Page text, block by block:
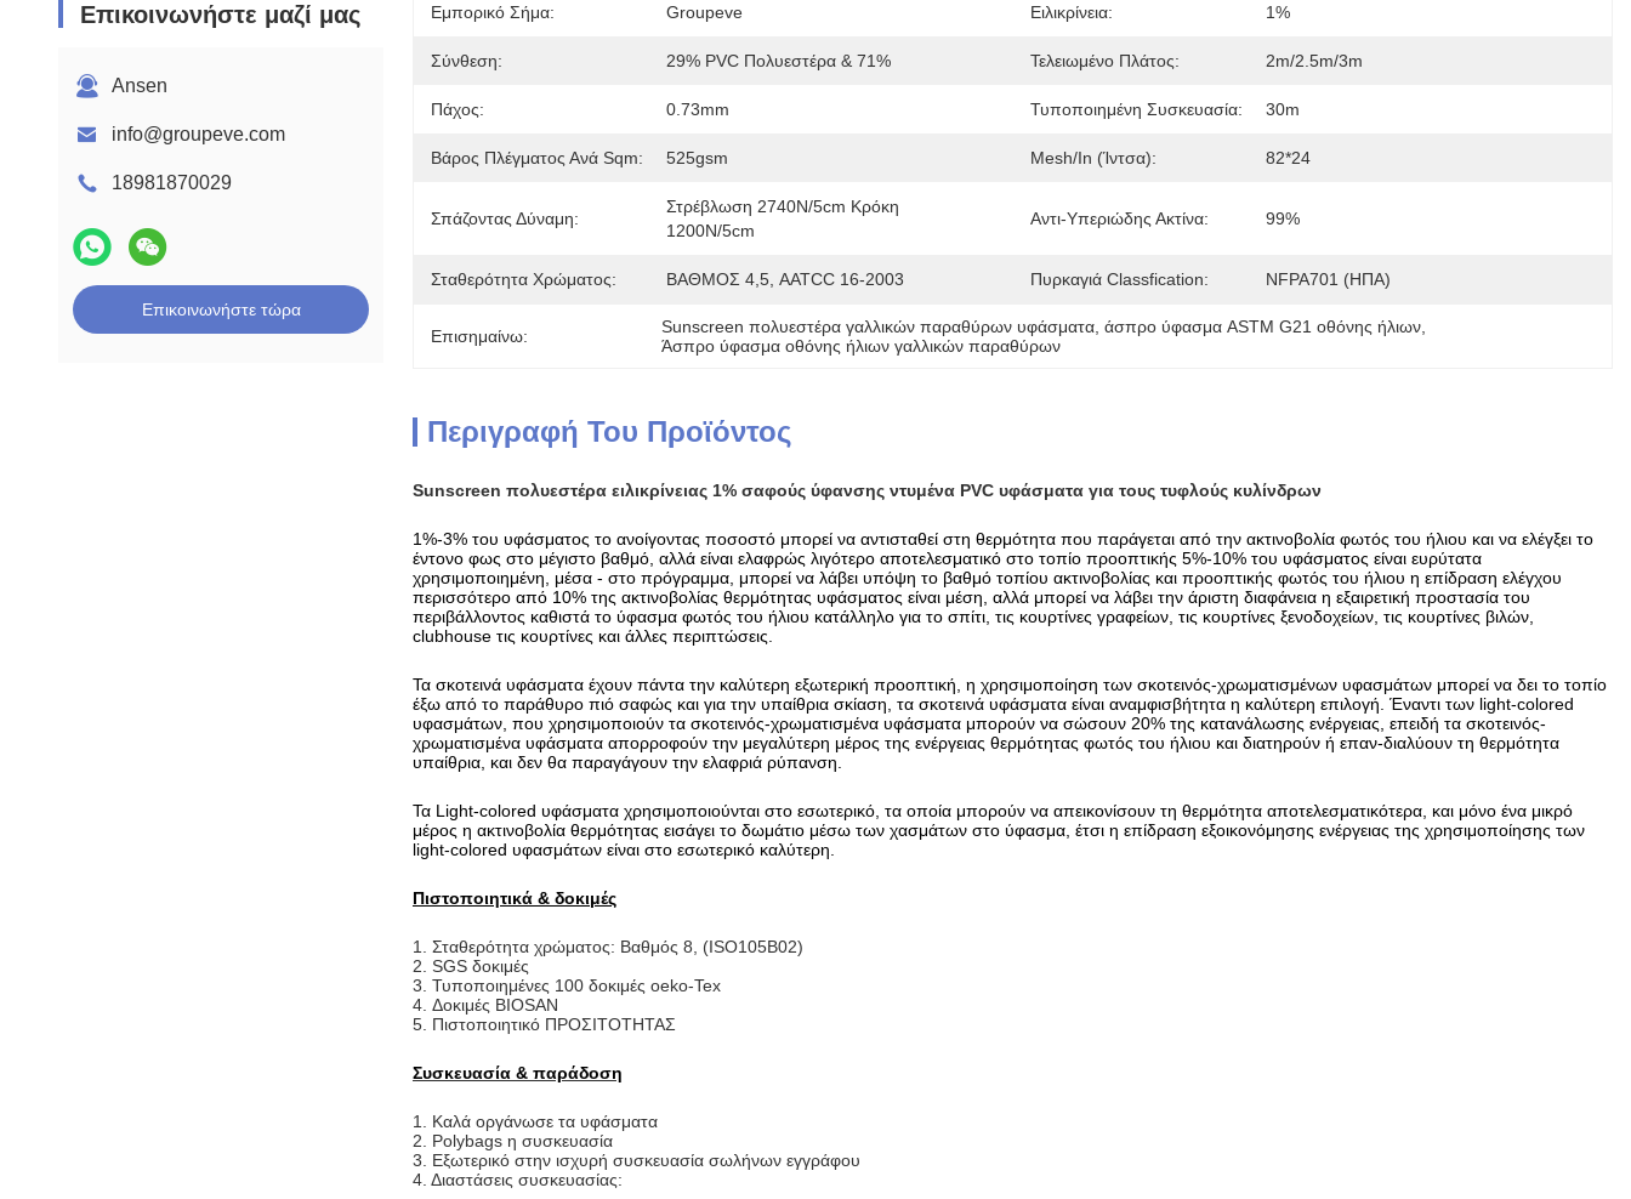
Επικοινωνήστε μαζί μας
Ansen
info@groupeve.com
18981870029
Επικοινωνήστε τώρα
Εμπορικό Σήμα: Groupeve Ειλικρίνεια: 1%
Σύνθεση: 29% PVC Πολυεστέρα & 71% Τελειωμένο Πλάτος: 2m/2.5m/3m
Πάχος: 0.73mm Τυποποιημένη Συσκευασία: 30m
Βάρος Πλέγματος Ανά Sqm: 525gsm Mesh/In (ίντσα): 82*24
Σπάζοντας Δύναμη:
Στρέβλωση 2740N/5cm Κρόκη
1200N/5cm
Αντι-Υπεριώδης Ακτίνα: 99%
Σταθερότητα Χρώματος: ΒΑΘΜΟΣ 4,5, AATCC 16-2003 Πυρκαγιά Classfication: NFPA701 (ΗΠΑ)
Επισημαίνω: Sunscreen πολυεστέρα γαλλικών παραθύρων υφάσματα, άσπρο ύφασμα ASTM G21 οθόνης ήλιων,
Άσπρο ύφασμα οθόνης ήλιων γαλλικών παραθύρων
Περιγραφή Του Προϊόντος
Sunscreen πολυεστέρα ειλικρίνειας 1% σαφούς ύφανσης ντυμένα PVC υφάσματα για τους τυφλούς κυλίνδρων
1%-3% του υφάσματος το ανοίγοντας ποσοστό μπορεί να αντισταθεί στη θερμότητα που παράγεται από την ακτινοβολία φωτός του ήλιου και να ελέγξει το
έντονο φως στο μέγιστο βαθμό, αλλά είναι ελαφρώς λιγότερο αποτελεσματικό στο τοπίο προοπτικής 5%-10% του υφάσματος είναι ευρύτατα
χρησιμοποιημένη, μέσα - στο πρόγραμμα, μπορεί να λάβει υπόψη το βαθμό τοπίου ακτινοβολίας και προοπτικής φωτός του ήλιου η επίδραση ελέγχου
περισσότερο από 10% της ακτινοβολίας θερμότητας υφάσματος είναι μέση, αλλά μπορεί να λάβει την άριστη διαφάνεια η εξαιρετική προστασία του
περιβάλλοντος καθιστά το ύφασμα φωτός του ήλιου κατάλληλο για το σπίτι, τις κουρτίνες γραφείων, τις κουρτίνες ξενοδοχείων, τις κουρτίνες βιλών,
clubhouse τις κουρτίνες και άλλες περιπτώσεις.
Τα σκοτεινά υφάσματα έχουν πάντα την καλύτερη εξωτερική προοπτική, η χρησιμοποίηση των σκοτεινός-χρωματισμένων υφασμάτων μπορεί να δει το τοπίο
έξω από το παράθυρο πιό σαφώς και για την υπαίθρια σκίαση, τα σκοτεινά υφάσματα είναι αναμφισβήτητα η καλύτερη επιλογή. Έναντι των light-colored
υφασμάτων, που χρησιμοποιούν τα σκοτεινός-χρωματισμένα υφάσματα μπορούν να σώσουν 20% της κατανάλωσης ενέργειας, επειδή τα σκοτεινός-
χρωματισμένα υφάσματα απορροφούν την μεγαλύτερη μέρος της ενέργειας θερμότητας φωτός του ήλιου και διατηρούν ή επαν-διαλύουν τη θερμότητα
υπαίθρια, και δεν θα παραγάγουν την ελαφριά ρύπανση.
Τα Light-colored υφάσματα χρησιμοποιούνται στο εσωτερικό, τα οποία μπορούν να απεικονίσουν τη θερμότητα αποτελεσματικότερα, και μόνο ένα μικρό
μέρος η ακτινοβολία θερμότητας εισάγει το δωμάτιο μέσω των χασμάτων στο ύφασμα, έτσι η επίδραση εξοικονόμησης ενέργειας της χρησιμοποίησης των
light-colored υφασμάτων είναι στο εσωτερικό καλύτερη.
Πιστοποιητικά & δοκιμές
1. Σταθερότητα χρώματος: Βαθμός 8, (ISO105B02)
2. SGS δοκιμές
3. Τυποποιημένες 100 δοκιμές oeko-Tex
4. Δοκιμές BIOSAN
5. Πιστοποιητικό ΠΡΟΣΙΤΟΤΗΤΑΣ
Συσκευασία & παράδοση
1. Καλά οργάνωσε τα υφάσματα
2. Polybags η συσκευασία
3. Εξωτερικό στην ισχυρή συσκευασία σωλήνων εγγράφου
4. Διαστάσεις συσκευασίας: